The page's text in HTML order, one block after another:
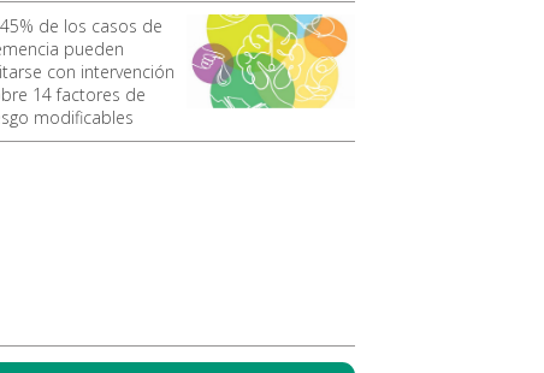
de los casos de
pueden
con intervención
14 factores de
modificables